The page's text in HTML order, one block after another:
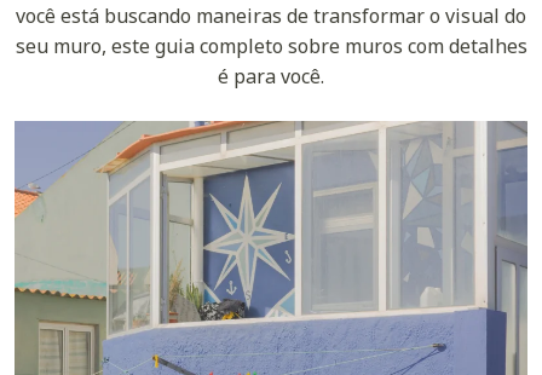
você está buscando maneiras de transformar o visual do
seu muro, este guia completo sobre muros com detalhes
é para você.